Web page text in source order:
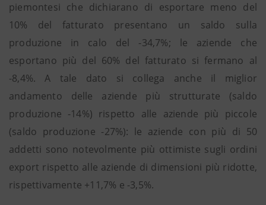
piemontesi che dichiarano di esportare meno del
10% del fatturato presentano un saldo sulla
produzione in calo del -34,7%; le aziende che
esportano più del 60% del fatturato si fermano al
-8,4%. A tale dato si collega anche il miglior
andamento delle aziende più strutturate (saldo
produzione -14%) rispetto alle aziende più piccole
(saldo produzione -27%): le aziende con più di 50
addetti sono notevolmente più ottimiste sugli ordini
export rispetto alle aziende di dimensioni più ridotte,
rispettivamente +11,7% e -3,5%.